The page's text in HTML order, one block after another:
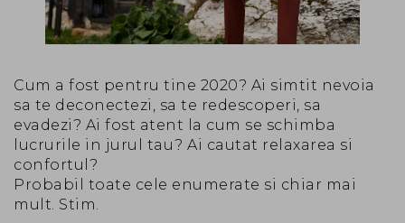
Cum a fost pentru tine 2020? Ai simtit nevoia
sa te deconectezi, sa te redescoperi, sa
evadezi? Ai fost atent la cum se schimba
lucrurile in jurul tau? Ai cautat relaxarea si
confortul?
Probabil toate cele enumerate si chiar mai
mult. Stim.